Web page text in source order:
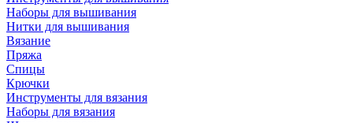
Наборы для вышивания
Нитки для вышивания
Вязание
Пряжа
Спицы
Крючки
Инструменты для вязания
Наборы для вязания